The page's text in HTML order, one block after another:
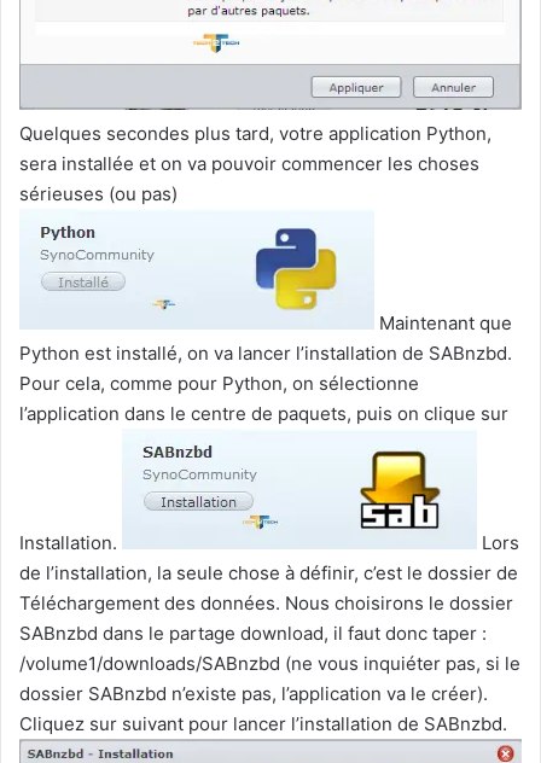
Quelques secondes plus tard, votre application Python,
sera installée et on va pouvoir commencer les choses
sérieuses (ou pas)
Maintenant que
Python est installé, on va lancer l’installation de SABnzbd.
Pour cela, comme pour Python, on sélectionne
l’application dans le centre de paquets, puis on clique sur
Installation.
Lors
de l’installation, la seule chose à définir, c’est le dossier de
Téléchargement des données. Nous choisirons le dossier
SABnzbd dans le partage download, il faut donc taper :
/volume1/downloads/SABnzbd (ne vous inquiéter pas, si le
dossier SABnzbd n’existe pas, l’application va le créer).
Cliquez sur suivant pour lancer l’installation de SABnzbd.